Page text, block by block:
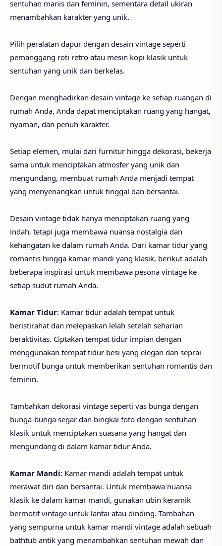
sentuhan manis dan feminin, sementara detail ukiran
menambahkan karakter yang unik.
Pilih peralatan dapur dengan desain vintage seperti
pemanggang roti retro atau mesin kopi klasik untuk
sentuhan yang unik dan berkelas.
Dengan menghadirkan desain vintage ke setiap ruangan di
rumah Anda, Anda dapat menciptakan ruang yang hangat,
nyaman, dan penuh karakter.
Setiap elemen, mulai dari furnitur hingga dekorasi, bekerja
sama untuk menciptakan atmosfer yang unik dan
mengundang, membuat rumah Anda menjadi tempat
yang menyenangkan untuk tinggal dan bersantai.
Desain vintage tidak hanya menciptakan ruang yang
indah, tetapi juga membawa nuansa nostalgia dan
kehangatan ke dalam rumah Anda. Dari kamar tidur yang
romantis hingga kamar mandi yang klasik, berikut adalah
beberapa inspirasi untuk membawa pesona vintage ke
setiap sudut rumah Anda.
Kamar Tidur: Kamar tidur adalah tempat untuk
beristirahat dan melepaskan lelah setelah seharian
beraktivitas. Ciptakan tempat tidur impian dengan
menggunakan tempat tidur besi yang elegan dan seprai
bermotif bunga untuk memberikan sentuhan romantis dan
feminin.
Tambahkan dekorasi vintage seperti vas bunga dengan
bunga-bunga segar dan bingkai foto dengan sentuhan
klasik untuk menciptakan suasana yang hangat dan
mengundang di dalam kamar tidur Anda.
Kamar Mandi: Kamar mandi adalah tempat untuk
merawat diri dan bersantai. Untuk membawa nuansa
klasik ke dalam kamar mandi, gunakan ubin keramik
bermotif vintage untuk lantai atau dinding. Tambahan
yang sempurna untuk kamar mandi vintage adalah sebuah
bathtub antik yang menambahkan sentuhan mewah dan